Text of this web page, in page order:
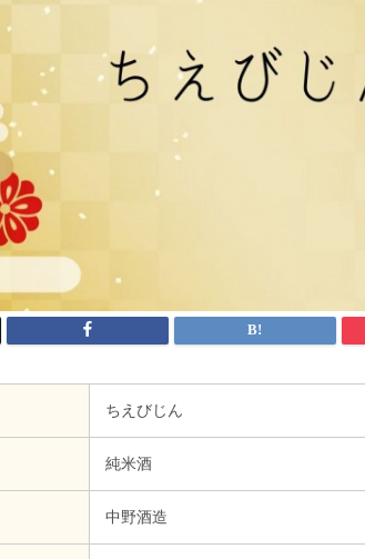
ちえびじん
純米酒
中野酒造